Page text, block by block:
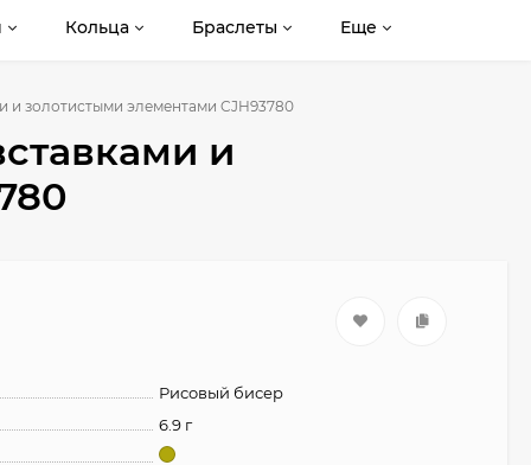
Кольца Браслеты Еще
и золотистыми элементами CJH93780
и
Рисовый бисер
6.9 г